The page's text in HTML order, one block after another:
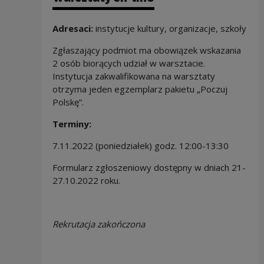
Adresaci: instytucje kultury, organizacje, szkoły
Zgłaszający podmiot ma obowiązek wskazania
2 osób biorących udział w warsztacie.
Instytucja zakwalifikowana na warsztaty
otrzyma jeden egzemplarz pakietu „Poczuj
Polskę”.
Terminy:
7.11.2022 (poniedziałek) godz. 12:00-13:30
Formularz zgłoszeniowy dostępny w dniach 21-
27.10.2022 roku.
Rekrutacja zakończona